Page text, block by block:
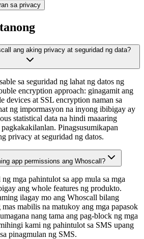
sa privacy
ang aking privacy at seguridad ng data?
sa seguridad ng lahat ng datos ng
encryption approach: ginagamit ang
devices at SSL encryption naman sa
ng impormasyon na inyong ibibigay ay
statistical data na hindi maaaring
Pinagsusumikapan
privacy at seguridad ng datos.
app permissions ang Whoscall?
mga pahintulot sa app mula sa mga
ang whole features ng produkto.
ilagay mo ang Whoscall bilang
mabilis na matukoy ang mga papasok
nang tama ang pag-block ng mga
kami ng pahintulot sa SMS upang
pinagmulan ng SMS.